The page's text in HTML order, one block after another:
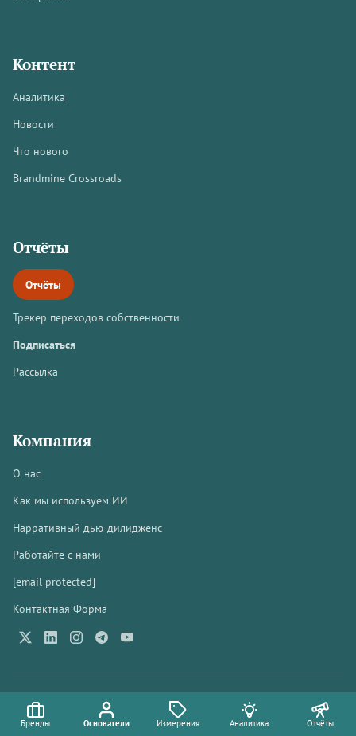
Контент
Аналитика
Новости
Что нового
Brandmine Crossroads
Отчёты
Отчёты
Трекер переходов собственности
Подписаться
Рассылка
Компания
О нас
Как мы используем ИИ
Нарративный дью-дилидженс
Работайте с нами
[email protected]
Контактная Форма
© 2026 Brandmine Consulting Sdn Bhd
202401005480 (1551330-P)
Бренды Основатели Измерения Аналитика Отчёты